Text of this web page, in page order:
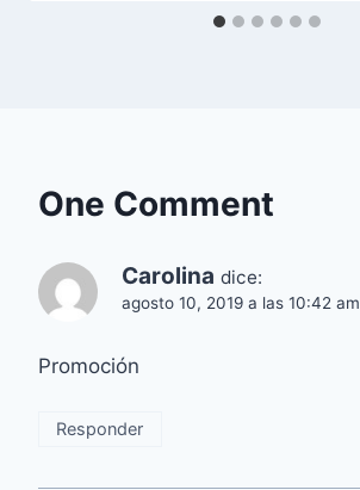
One Comment
Carolina dice:
agosto 10, 2019 a las 10:42 am
Promoción
Responder